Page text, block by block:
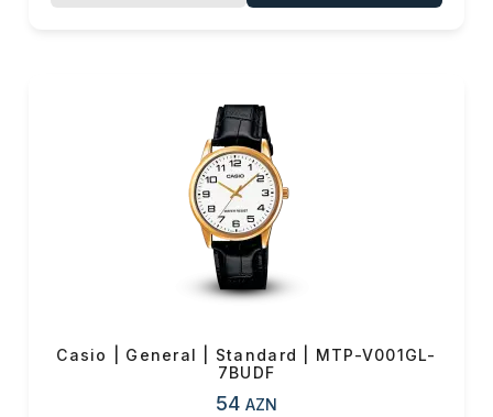
Casio | General | Standard | MTP-V001GL-
7BUDF
54 AZN